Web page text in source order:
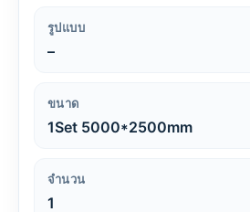
รูปแบบ
–
ขนาด
1Set 5000*2500mm
จำนวน
1